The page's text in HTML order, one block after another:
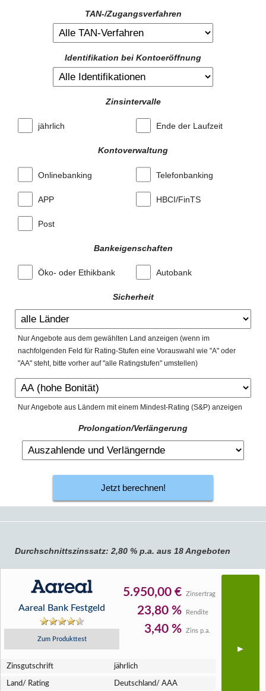
TAN-/Zugangsverfahren
Identifikation bei Kontoeröffnung
Zinsintervalle
jährlich Ende der Laufzeit
Kontoverwaltung
Onlinebanking Telefonbanking
APP HBCI/FinTS
Post
Bankeigenschaften
Öko- oder Ethikbank Autobank
Sicherheit
Nur Angebote aus dem gewählten Land anzeigen (wenn im
nachfolgenden Feld für Rating-Stufen eine Vorauswahl wie "A" oder
"AA" steht, bitte vorher auf "alle Ratingstufen" umstellen)
Nur Angebote aus Ländern mit einem Mindest-Rating (S&P) anzeigen
Prolongation/Verlängerung
Jetzt berechnen!
Durchschnittszinssatz: 2,80 % p.a. aus 18 Angeboten
Aareal Bank Festgeld
Zum Produkttest
5.950,00 € Zinsertrag
23,80 % Rendite
3,40 % Zins p.a.
Zins­gutschrift jährlich
Land/ Rating Deutschland/ AAA